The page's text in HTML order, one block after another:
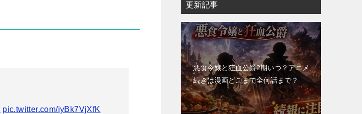
pic.twitter.com/iyBk7VjXfK
更新記事
悪食令嬢と狂血公爵2期いつ？アニメ
続きは漫画どこまで全何話まで？